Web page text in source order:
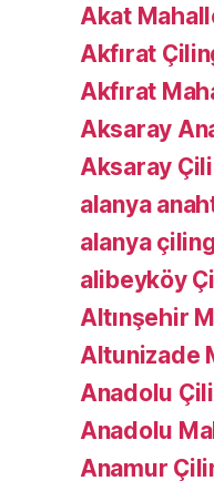
Akat
Akfırat
Akfırat
Aksaray
Aksaray
alanya
alanya
alibeyköy
Altınşehir
Altunizade
Anadolu
Anadolu
Anamur